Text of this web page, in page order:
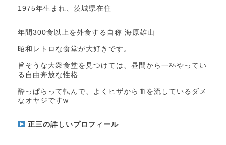
1975年生まれ、茨城県在住
年間300食以上を外食する自称 海原雄山
昭和レトロな食堂が大好きです。
旨そうな大衆食堂を見つけては、昼間から一杯やってい
る自由奔放な性格
酔っぱらって転んで、よくヒザから血を流しているダメ
なオヤジですw
正三の詳しいプロフィール